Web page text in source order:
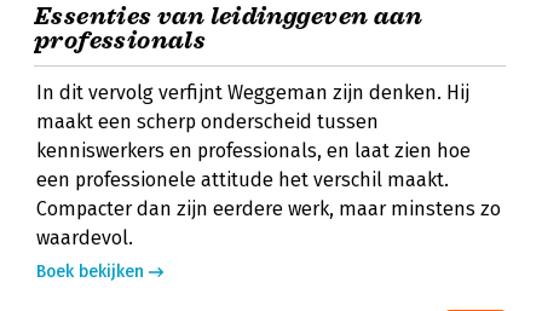
Essenties van leidinggeven aan
professionals
In dit vervolg verfijnt Weggeman zijn denken. Hij
maakt een scherp onderscheid tussen
kenniswerkers en professionals, en laat zien hoe
een professionele attitude het verschil maakt.
Compacter dan zijn eerdere werk, maar minstens zo
waardevol.
Boek bekijken